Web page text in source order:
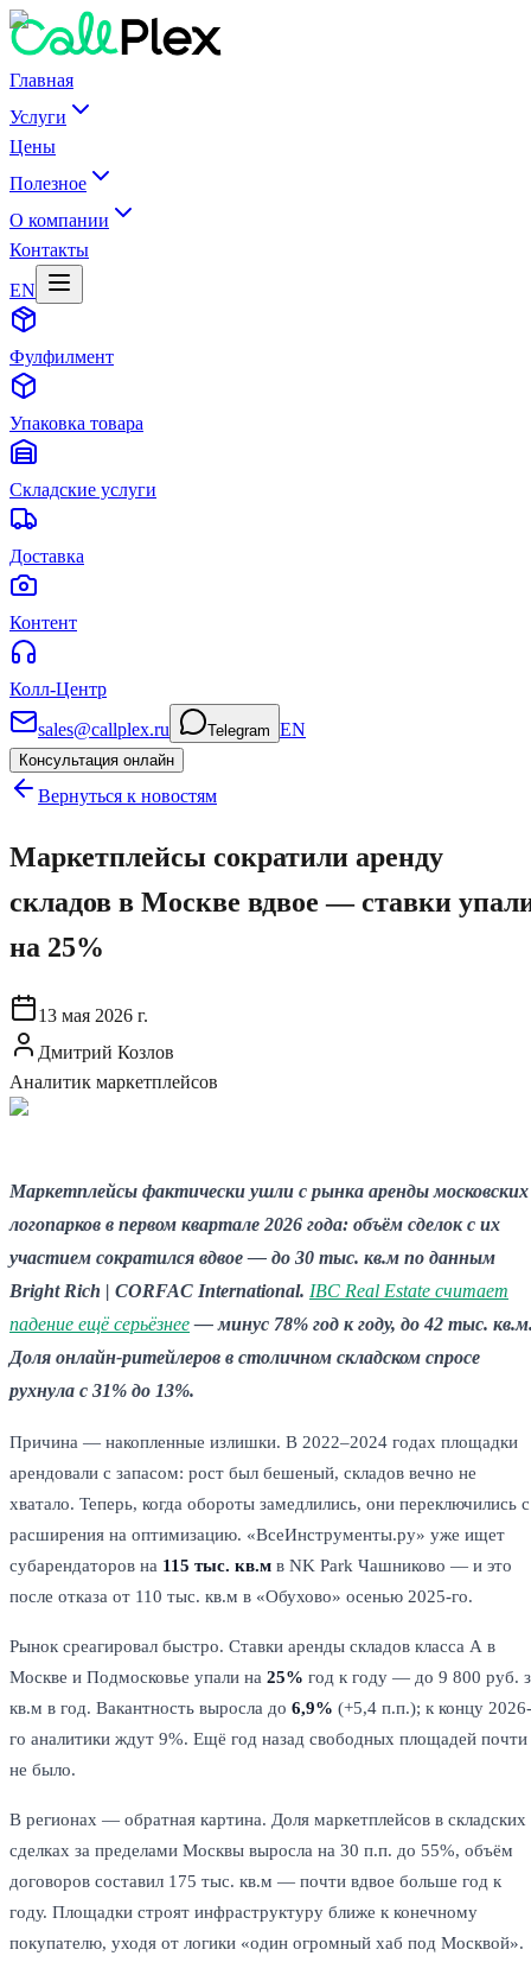
Главная
Услуги
Цены
Полезное
О компании
Контакты
EN
Фулфилмент
Упаковка товара
Складские услуги
Доставка
Контент
Колл-Центр
sales@callplex.ru
Telegram EN
Консультация онлайн
Вернуться к новостям
Маркетплейсы сократили аренду
складов в Москве вдвое — ставки
на 25%
13 мая 2026 г.
Дмитрий Козлов
Аналитик маркетплейсов
Маркетплейсы фактически ушли с рынка аренды московских
логопарков в первом квартале 2026 года: объём сделок с их
участием сократился вдвое — до 30 тыс. кв.м по данным
Bright Rich | CORFAC International. IBC Real Estate считает
падение ещё серьёзнее— минус 78% год к году, до 42 тыс.
Доля онлайн-ритейлеров в столичном складском спросе
рухнула с 31% до 13%.
Причина — накопленные излишки. В 2022–2024 годах площадки
арендовали с запасом: рост был бешеный, складов вечно не
хватало. Теперь, когда обороты замедлились, они переключились с
расширения на оптимизацию. «ВсеИнструменты.ру» уже ищет
субарендаторов на 115 тыс. кв.м в NK Park Чашниково — и это
после отказа от 110 тыс. кв.м в «Обухово» осенью 2025-го.
Рынок среагировал быстро. Ставки аренды складов класса А в
Москве и Подмосковье упали на 25% год к году — до 9 800 руб.
кв.м в год. Вакантность выросла до 6,9% (+5,4 п.п.); к концу 2026-
го аналитики ждут 9%. Ещё год назад свободных площадей почти
не было.
В регионах — обратная картина. Доля маркетплейсов в складских
сделках за пределами Москвы выросла на 30 п.п. до 55%, объём
договоров составил 175 тыс. кв.м — почти вдвое больше год к
году. Площадки строят инфраструктуру ближе к конечному
покупателю, уходя от логики «один огромный хаб под Москвой».